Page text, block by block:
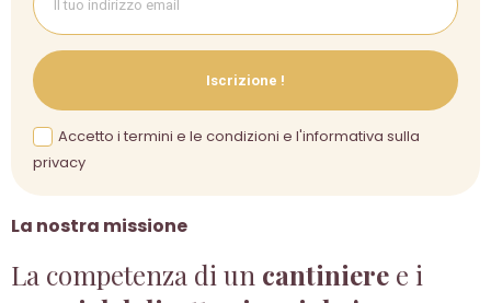
La nostra missione
La competenza di un cantiniere e i
Iscrizione !
Accetto i termini e le condizioni e l'informativa sulla
privacy